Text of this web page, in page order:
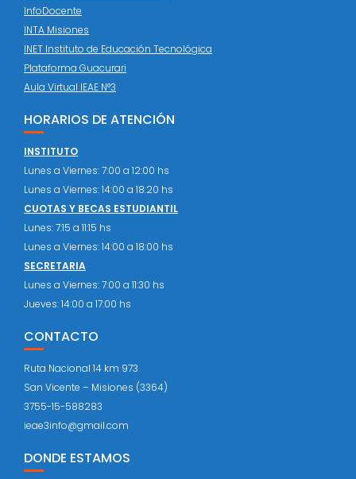
InfoDocente
INTA Misiones
INET Instituto de Educación Tecnológica
Plataforma Guacurari
Aula Virtual IEAE N°3
HORARIOS DE ATENCIÓN
INSTITUTO
Lunes a Viernes: 7:00 a 12:00 hs
Lunes a Viernes: 14:00 a 18:20 hs
CUOTAS Y BECAS ESTUDIANTIL
Lunes: 7:15 a 11:15 hs
Lunes a Viernes: 14:00 a 18:00 hs
SECRETARIA
Lunes a Viernes: 7:00 a 11:30 hs
Jueves: 14:00 a 17:00 hs
CONTACTO
Ruta Nacional 14 km 973
San Vicente – Misiones (3364)
3755-15-588283
ieae3info@gmail.com
DONDE ESTAMOS